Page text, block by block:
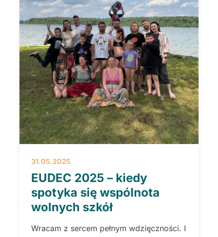
31.05.2025
EUDEC 2025 – kiedy
spotyka się wspólnota
wolnych szkół
Wracam z sercem pełnym wdzięczności. I